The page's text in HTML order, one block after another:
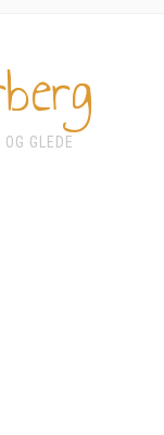
GLEDE